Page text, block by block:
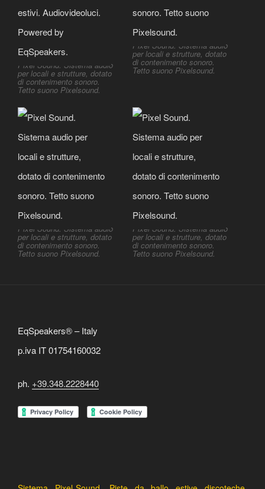
Pixel Sound. Sistema audio
per locali e strutture, dotato
di contenimento sonoro.
Tetto suono Pixelsound.
Pixel Sound. Sistema audio
per locali e strutture, dotato
di contenimento sonoro.
Tetto suono Pixelsound.
Pixel Sound. Sistema audio
per locali e strutture, dotato
di contenimento sonoro.
Tetto suono Pixelsound.
Pixel Sound. Sistema audio
per locali e strutture, dotato
di contenimento sonoro.
Tetto suono Pixelsound.
EqSpeakers® – Italy
p.iva IT 01754160032
ph. +39.348.2228440